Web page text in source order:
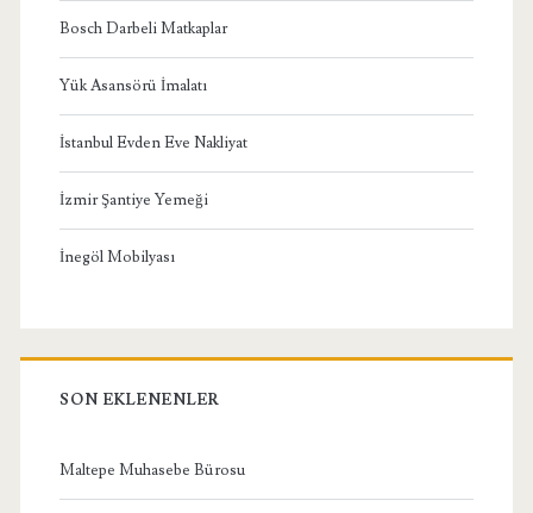
Bosch Darbeli Matkaplar
Yük Asansörü İmalatı
İstanbul Evden Eve Nakliyat
İzmir Şantiye Yemeği
İnegöl Mobilyası
SON EKLENENLER
Maltepe Muhasebe Bürosu